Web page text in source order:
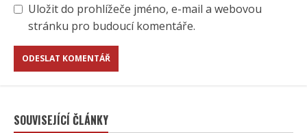
Uložit do prohlížeče jméno, e-mail a webovou
stránku pro budoucí komentáře.
SOUVISEJÍCÍ ČLÁNKY